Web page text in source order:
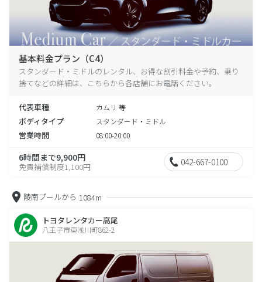
基本料金プラン（C4）
スタンダード・ミドルのレンタル、お得な割引料金や予約、乗り
捨てなどの詳細は、こちらから各店舗にお電話ください。
代表車種 カムリ 等
ボディタイプ スタンダード・ミドル
営業時間 08:00-20:00
6時間まで9,900円
免責補償制度1,100円 042-667-0100
陵南プールから 1084m
トヨタレンタカー高尾
八王子市東浅川町862-2